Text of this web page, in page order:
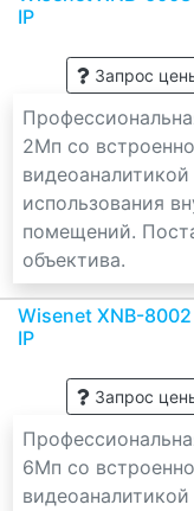
IP
Запрос
2Мп со
видеоаналитикой
использования
помещений.
объектива.
Wisenet XNB-
IP
Запрос
6Мп со
видеоаналитикой